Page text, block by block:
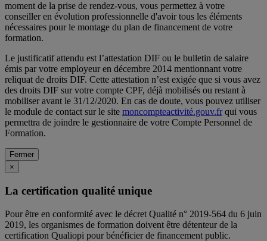
moment de la prise de rendez-vous, vous permettez à votre
conseiller en évolution professionnelle d'avoir tous les éléments
nécessaires pour le montage du plan de financement de votre
formation.
Le justificatif attendu est l’attestation DIF ou le bulletin de salaire
émis par votre employeur en décembre 2014 mentionnant votre
reliquat de droits DIF. Cette attestation n’est exigée que si vous avez
des droits DIF sur votre compte CPF, déjà mobilisés ou restant à
mobiliser avant le 31/12/2020. En cas de doute, vous pouvez utiliser
le module de contact sur le site moncompteactivité.gouv.frqui vous
permettra de joindre le gestionnaire de votre Compte Personnel de
Formation.
Fermer
×
La certification qualité unique
Pour être en conformité avec le décret Qualité n° 2019-564 du 6 juin
2019, les organismes de formation doivent être détenteur de la
certification Qualiopi pour bénéficier de financement public.